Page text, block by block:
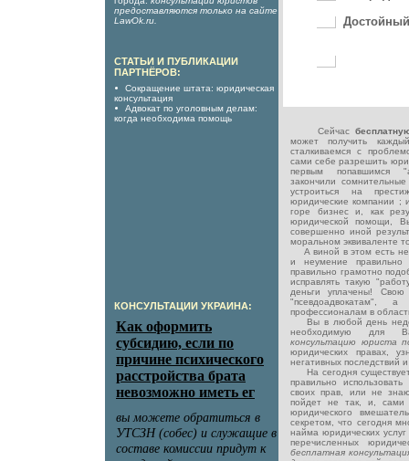
предоставляются только на сайте
LawOk.ru
СТАТЬИ И ПУБЛИКАЦИИ
ПАРТНЁРОВ:
Сокращение штата: юридическая
консультация
Адвокат по уголовным делам:
когда необходима помощь
КОНСУЛЬТАЦИИ УКРАИНА:
Сейчас
может получить
сталкиваемся с
сами себе разрешить
первым попавшимся
закончили
устроиться на
юридические компании ;
горе бизнес и, как
юридической помощи,
совершенно иной
моральном эквиваленте
А виной в этом есть
и неумение правильно
правильно грамотно
исправлять такую
деньги уплачены!
"псевдоадвокатам",
профессионалам в
Вы в любой день
необходимую для
консультацию юриста
юридических правах,
негативных последствий
На сегодня
правильно
своих прав, или не
пойдет не так, и, сами
юридического
секретом, что сегодня
найма юридических
перечисленных
бесплатная